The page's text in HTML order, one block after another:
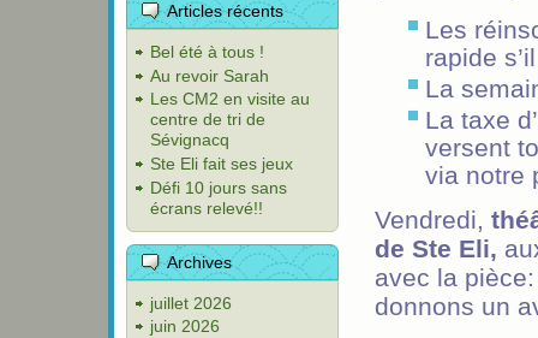
Articles récents
Bel été à tous !
Au revoir Sarah
Les CM2 en visite au
centre de tri de
Sévignacq
Ste Eli fait ses jeux
Défi 10 jours sans
écrans relevé!!
Archives
juillet 2026
juin 2026
Les
rapide
La
La taxe
versent
via notre
Vendredi,
de Ste Eli,
avec la
donnons un